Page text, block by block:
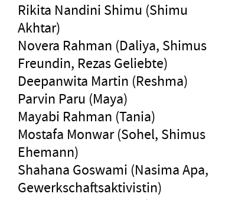
Rikita Nandini Shimu (Shimu
Akhtar)
Novera Rahman (Daliya, Shimus
Freundin, Rezas Geliebte)
Deepanwita Martin (Reshma)
Parvin Paru (Maya)
Mayabi Rahman (Tania)
Mostafa Monwar (Sohel, Shimus
Ehemann)
Shahana Goswami (Nasima Apa,
Gewerkschaftsaktivistin)